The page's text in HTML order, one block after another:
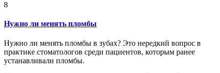
8
Нужно ли менять пломбы
Нужно ли менять пломбы в зубах? Это нередкий вопрос в
практике стоматологов среди пациентов, которым ранее
устанавливали пломбы.